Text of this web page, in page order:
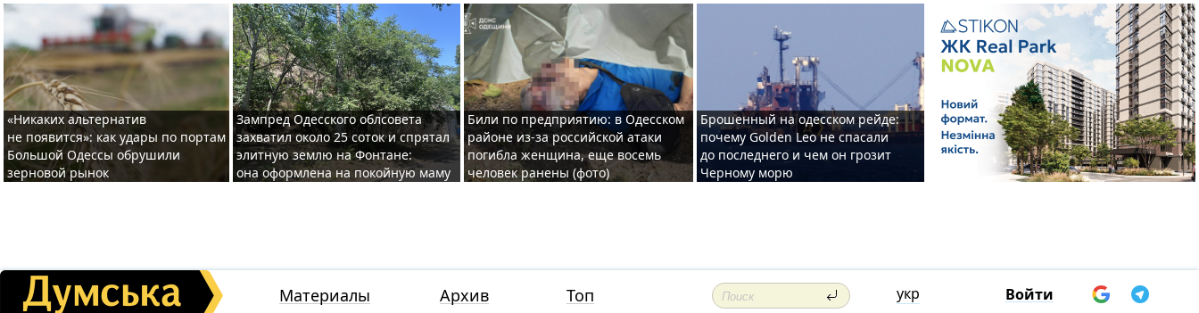
«Никаких альтернатив
не появится»: как удары по портам
Большой Одессы обрушили
зерновой рынок
Зампред Одесского облсовета
захватил около 25 соток и спрятал
элитную землю на Фонтане:
она оформлена на покойную маму
Били по предприятию: в Одесском
районе из-за российской атаки
погибла женщина, еще восемь
человек ранены (фото)
Брошенный на одесском рейде:
почему Golden Leo не спасали
до последнего и чем он грозит
Черному морю
Материалы Архив Топ укр Войти